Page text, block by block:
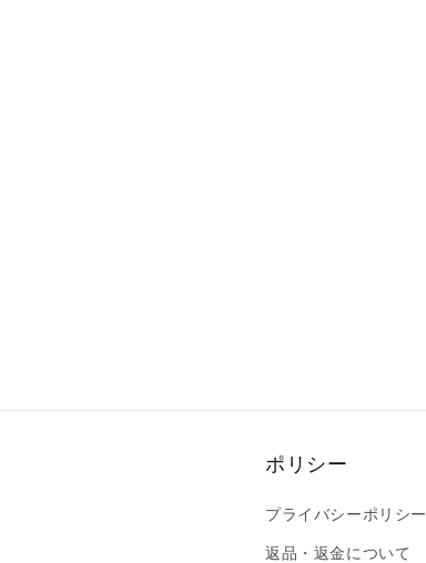
ポリシー
プライバシーポリシー
返品・返金について